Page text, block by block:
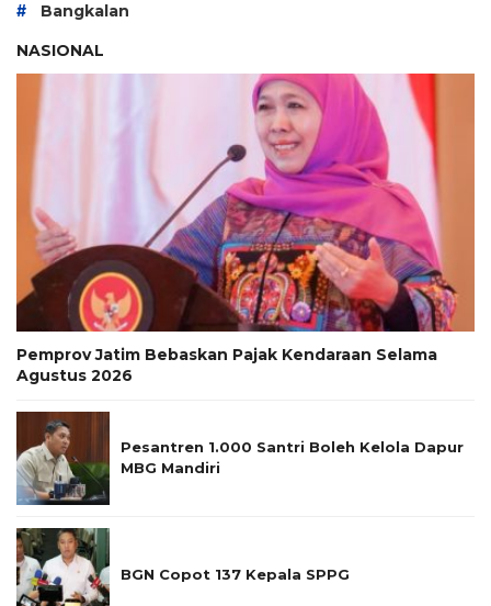
#
Bangkalan
NASIONAL
Pemprov Jatim Bebaskan Pajak Kendaraan Selama
Agustus 2026
Pesantren 1.000 Santri Boleh Kelola Dapur
MBG Mandiri
BGN Copot 137 Kepala SPPG